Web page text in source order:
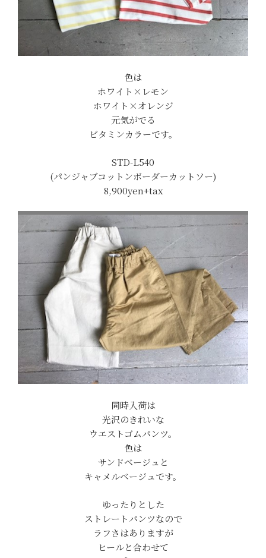
色は
ホワイト×レモン
ホワイト×オレンジ
元気がでる
ビタミンカラーです。
STD-L540
(パンジャブコットンボーダーカットソー)
8,900yen+tax
同時入荷は
光沢のきれいな
ウエストゴムパンツ。
色は
サンドベージュと
キャメルベージュです。
ゆったりとした
ストレートパンツなので
ラフさはありますが
ヒールと合わせて